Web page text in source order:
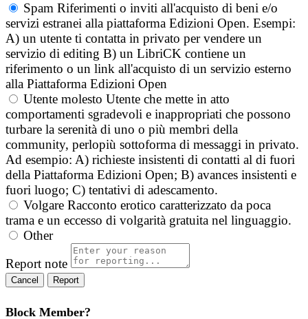
Spam Riferimenti o inviti all'acquisto di beni e/o
servizi estranei alla piattaforma Edizioni Open. Esempi:
A) un utente ti contatta in privato per vendere un
servizio di editing B) un LibriCK contiene un
riferimento o un link all'acquisto di un servizio esterno
alla Piattaforma Edizioni Open
Utente molesto Utente che mette in atto
comportamenti sgradevoli e inappropriati che possono
turbare la serenità di uno o più membri della
community, perlopiù sottoforma di messaggi in privato.
Ad esempio: A) richieste insistenti di contatti al di fuori
della Piattaforma Edizioni Open; B) avances insistenti e
fuori luogo; C) tentativi di adescamento.
Volgare Racconto erotico caratterizzato da poca
trama e un eccesso di volgarità gratuita nel linguaggio.
Other
Report note
Report
Block Member?